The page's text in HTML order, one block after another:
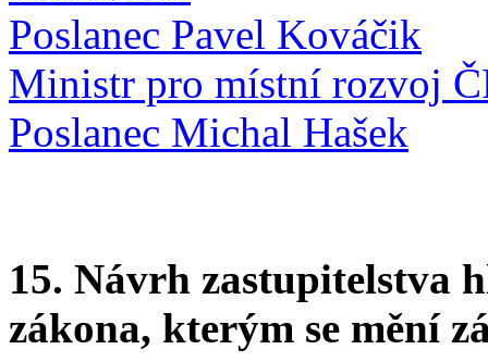
Poslanec Pavel Kováčik
Ministr pro místní rozvoj
Poslanec Michal Hašek
15. Návrh zastupitelstva
zákona, kterým se mění